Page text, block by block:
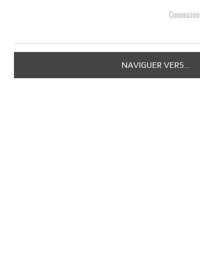
Connexion
NAVIGUER VERS...